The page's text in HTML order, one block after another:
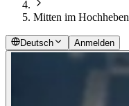
Mitten im Hochheben
Deutsch Anmelden